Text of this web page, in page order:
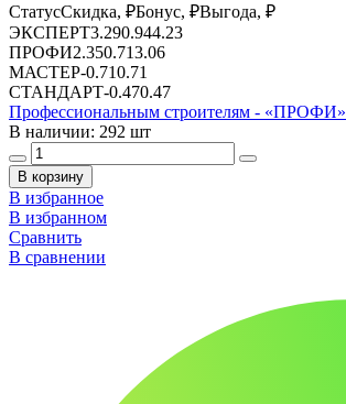
СтатусСкидка, ₽Бонус, ₽Выгода, ₽
ЭКСПЕРТ3.290.944.23
ПРОФИ2.350.713.06
МАСТЕР-0.710.71
СТАНДАРТ-0.470.47
Профессиональным строителям - «ПРОФИ»
В наличии: 292 шт
В корзину
В избранное
В избранном
Сравнить
В сравнении